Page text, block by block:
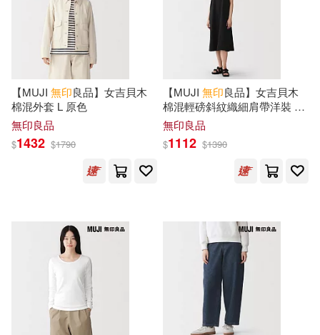
【MUJI 無印良品】女吉貝木
棉混外套 L 原色
無印良品
$1432 $1790
【MUJI 無印良品】女吉貝木
棉混輕磅斜紋織細肩帶洋裝 S
黑色
無印良品
$1112 $1390